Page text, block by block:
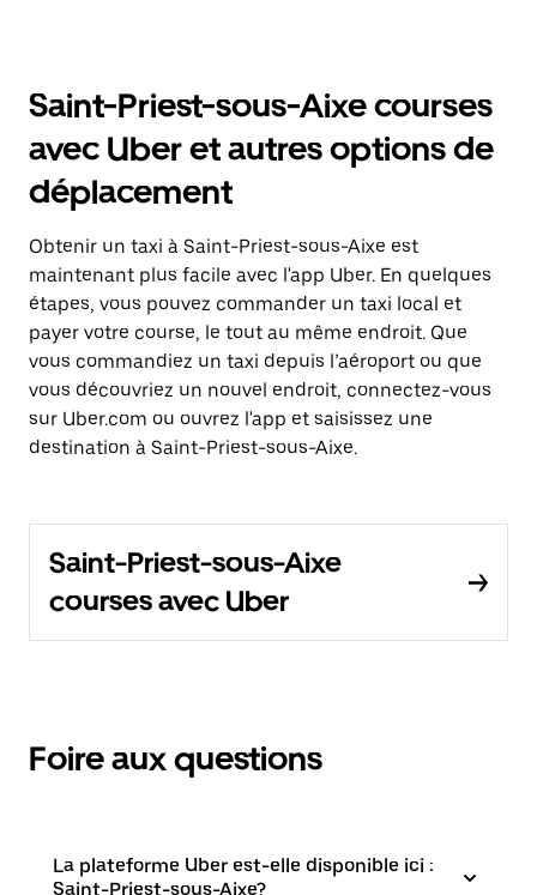
Saint-Priest-sous-Aixe courses
avec Uber et autres options de
déplacement
Obtenir un taxi à Saint-Priest-sous-Aixe est
maintenant plus facile avec l'app Uber. En quelques
étapes, vous pouvez commander un taxi local et
payer votre course, le tout au même endroit. Que
vous commandiez un taxi depuis l’aéroport ou que
vous découvriez un nouvel endroit, connectez-vous
sur Uber.com ou ouvrez l'app et saisissez une
destination à Saint-Priest-sous-Aixe.
Saint-Priest-sous-Aixe
courses avec Uber
Foire aux questions
La plateforme Uber est-elle disponible ici :
Saint-Priest-sous-Aixe?